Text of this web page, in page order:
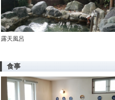
露天風呂
食事